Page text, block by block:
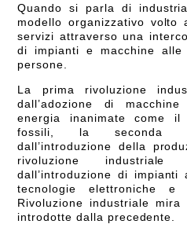
Quando si parla di
modello organizzativo
servizi attraverso una
di impianti e macchine
persone.
La prima rivoluzione
dall’adozione di
energia inanimate come
fossili, la seconda
dall’introduzione della
rivoluzione
dall’introduzione di
tecnologie elettroniche e
Rivoluzione industriale
introdotte dalla precedente.